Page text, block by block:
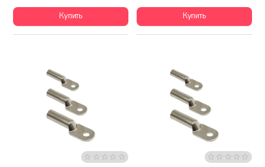
Купить Купить